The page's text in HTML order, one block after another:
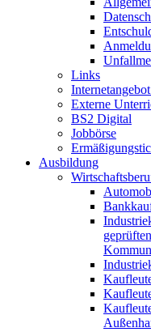
Links
Externe
BS2 Digital
Jobbörse
Ausbildung